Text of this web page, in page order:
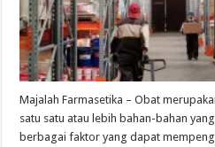
Majalah Farmasetika – Obat
satu satu atau lebih bahan-bahan
berbagai faktor yang dapat